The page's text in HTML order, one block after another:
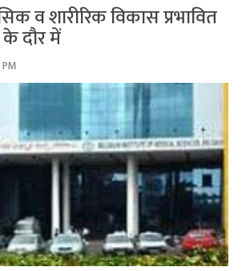
व शारीरिक विकास प्रभावित
दौर में